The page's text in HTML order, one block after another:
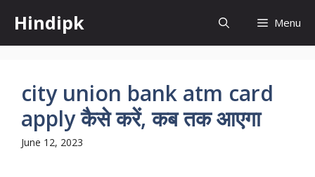
content
Hindipk Menu
city union bank atm card
apply कैसे करें, कब तक आएगा
June 12, 2023